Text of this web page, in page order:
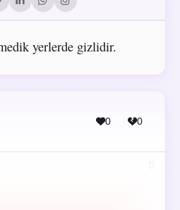
yerlerde gizlidir.
0 0